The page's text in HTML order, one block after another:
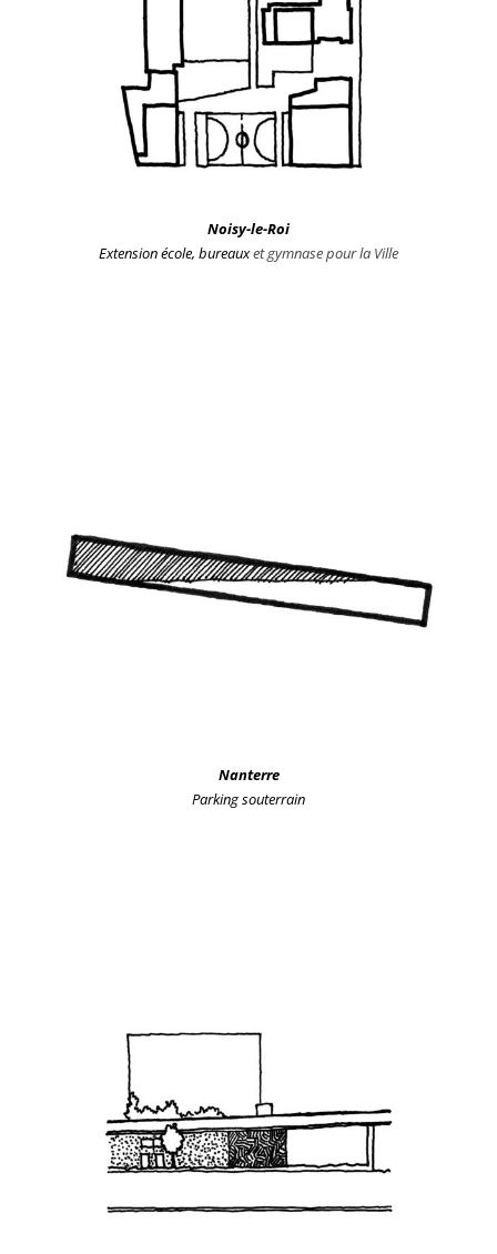
Noisy-le-Roi
Extension école, bureauxet gymnase pour la Ville
Nanterre
Parking souterrain